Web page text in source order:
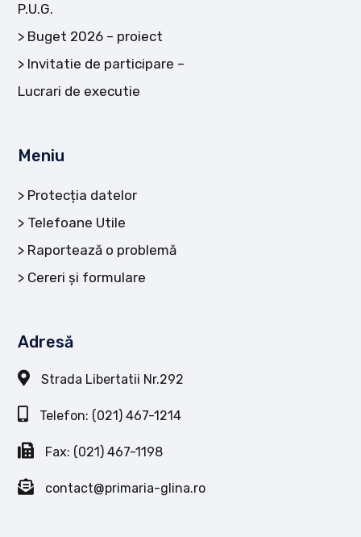
P.U.G.
Buget 2026 – proiect
Invitatie de participare –
Lucrari de executie
Meniu
Protecția datelor
Telefoane Utile
Raportează o problemă
Cereri și formulare
Adresă
Strada Libertatii Nr.292
Telefon: (021) 467-1214
Fax: (021) 467-1198
contact@primaria-glina.ro